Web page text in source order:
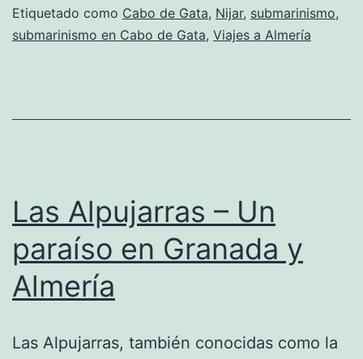
Etiquetado como Cabo de Gata, Nijar, submarinismo,
submarinismo en Cabo de Gata, Viajes a Almería
Las Alpujarras – Un
paraíso en Granada y
Almería
Las Alpujarras, también conocidas como la